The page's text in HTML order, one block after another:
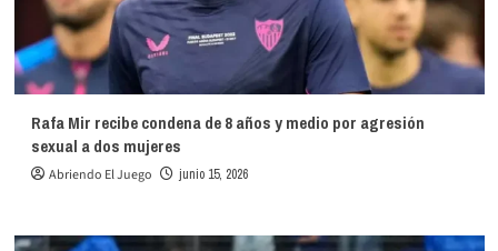
Rafa Mir recibe condena de 8 años y medio por agresión
sexual a dos mujeres
Abriendo El Juego junio 15, 2026